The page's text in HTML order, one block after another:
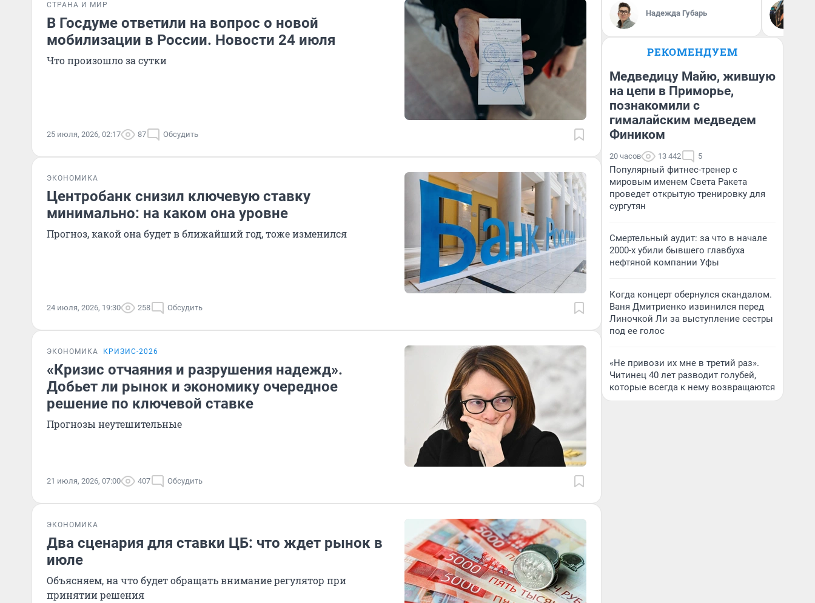
СТРАНА И МИР
В Госдуме ответили на вопрос о новой
мобилизации в России. Новости 24 июля
Что произошло за сутки
25 июля, 2026, 02:17 87 Обсудить
ЭКОНОМИКА
Центробанк снизил ключевую ставку
минимально: на каком она уровне
Прогноз, какой она будет в ближайший год, тоже изменился
24 июля, 2026, 19:30 258 Обсудить
ЭКОНОМИКА КРИЗИС-2026
«Кризис отчаяния и разрушения надежд».
Добьет ли рынок и экономику очередное
решение по ключевой ставке
Прогнозы неутешительные
21 июля, 2026, 07:00 407 Обсудить
ЭКОНОМИКА
Два сценария для ставки ЦБ: что ждет рынок в
июле
Объясняем, на что будет обращать внимание регулятор при
принятии решения
Надежда Губарь
РЕКОМЕНДУЕМ
Медведицу Майю, жившую
на цепи в Приморье,
познакомили с
гималайским медведем
Фиником
20 часов 13 442 5
Популярный фитнес-тренер с
мировым именем Света Ракета
проведет открытую тренировку для
сургутян
Смертельный аудит: за что в начале
2000-х убили бывшего главбуха
нефтяной компании Уфы
Когда концерт обернулся скандалом.
Ваня Дмитриенко извинился перед
Линочкой Ли за выступление сестры
под ее голос
«Не привози их мне в третий раз».
Читинец 40 лет разводит голубей,
которые всегда к нему возвращаются